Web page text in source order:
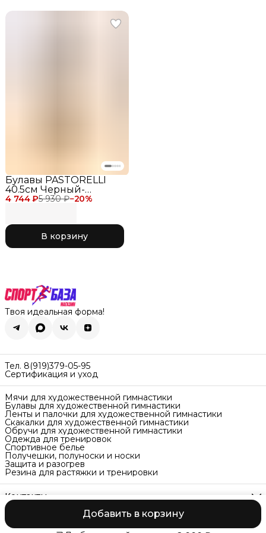
Добавить в корзину
4 744 ₽5 930 ₽−20%
Булавы PASTORELLI
40.5см Черный-
Оранжевый "MASHA"
В корзину
Твоя идеальная форма!
Тел. 8(919)379-05-95
Сертификация и уход
Мячи для художественной гимнастики
Булавы для художественной гимнастики
Ленты и палочки для художественной гимнастики
Скакалки для художественной гимнастики
Обручи для художественной гимнастики
Одежда для тренировок
Спортивное белье
Получешки, полуноски и носки
Защита и разогрев
Резина для растяжки и тренировки
Контакты
Адрес
Екатеринбург ул. Самолётная 7
Телефон
ОплатаДоставкаСпособы возвратаРеквизитыОферта